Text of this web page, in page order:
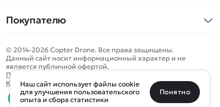
Спецтехника
Игрушки
Запчасти для моделей
Бренды
Покупателю
Оплата и доставка
Помощь
Отследить заказ
Оплата на сайте
© 2014-2026 Copter Drone. Все права защищены.
Данный сайт носит информационный характер и не
является публичной офертой.
Политика конфиденциальности
Карта сайта
Определить местоположение
Санкт-Петербург Москва Майкоп Уфа
Наш сайт использует файлы cookie
для улучшения пользовательского
опыта и сбора статистики
Понятно